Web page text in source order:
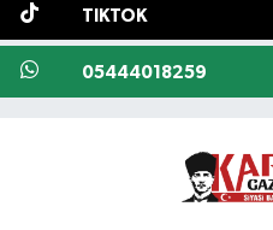
TIKTOK
05444018259